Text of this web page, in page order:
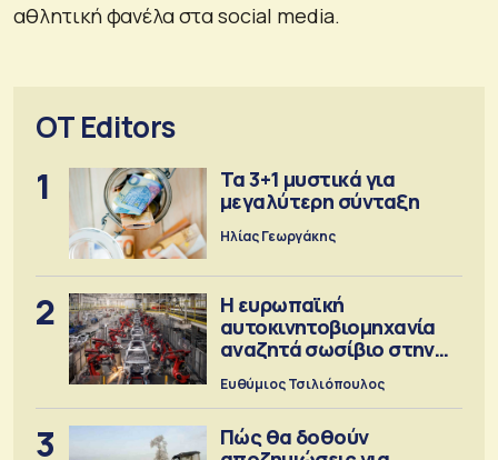
αθλητική φανέλα στα social media.
OT Editors
1
Τα 3+1 μυστικά για
μεγαλύτερη σύνταξη
Ηλίας Γεωργάκης
2
Η ευρωπαϊκή
αυτοκινητοβιομηχανία
αναζητά σωσίβιο στην
Κίνα
Ευθύμιος Τσιλιόπουλος
3
Πώς θα δοθούν